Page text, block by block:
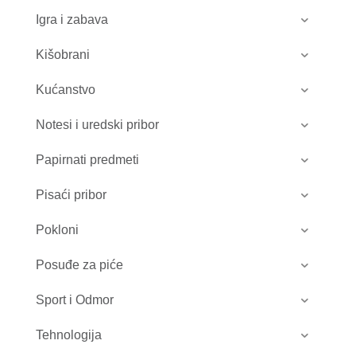
Igra i zabava
Kišobrani
Kućanstvo
Notesi i uredski pribor
Papirnati predmeti
Pisaći pribor
Pokloni
Posuđe za piće
Sport i Odmor
Tehnologija